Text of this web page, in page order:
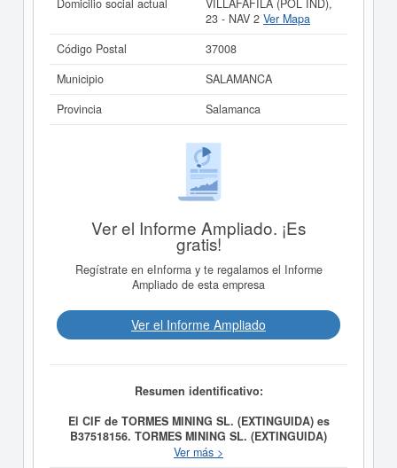
Domicilio social actual
VILLAFAFILA (POL IND),
23 - NAV 2 Ver Mapa
Código Postal
37008
Municipio
SALAMANCA
Provincia
Salamanca
Ver el Informe Ampliado. ¡Es
gratis!
Regístrate en eInforma y te regalamos el Informe
Ampliado de esta empresa
Ver el Informe Ampliado
Resumen identificativo:
El CIF de TORMES MINING SL. (EXTINGUIDA) es
B37518156. TORMES MINING SL. (EXTINGUIDA)
tiene como fecha de creación el día 16/07/2012 y su
Ver más >